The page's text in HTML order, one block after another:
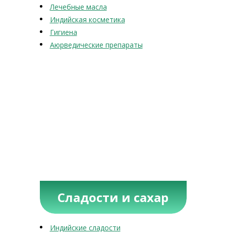
Лечебные масла
Индийская косметика
Гигиена
Аюрведические препараты
Сладости и сахар
Индийские сладости